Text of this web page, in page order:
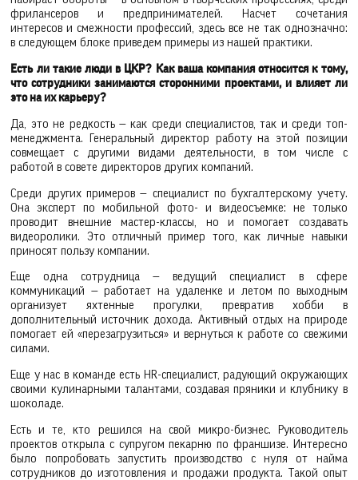
фрилансеров и предпринимателей. Насчет сочетания
интересов и смежности профессий, здесь все не так однозначно:
в следующем блоке приведем примеры из нашей практики.
Есть ли такие люди в ЦКР? Как ваша компания относится к тому,
что сотрудники занимаются сторонними проектами, и влияет ли
это на их карьеру?
Да, это не редкость — как среди специалистов, так и среди топ-
менеджмента. Генеральный директор работу на этой позиции
совмещает с другими видами деятельности, в том числе с
работой в совете директоров других компаний.
Среди других примеров — специалист по бухгалтерскому учету.
Она эксперт по мобильной фото- и видеосъемке: не только
проводит внешние мастер-классы, но и помогает создавать
видеоролики. Это отличный пример того, как личные навыки
приносят пользу компании.
Еще одна сотрудница — ведущий специалист в сфере
коммуникаций — работает на удаленке и летом по выходным
организует яхтенные прогулки, превратив хобби в
дополнительный источник дохода. Активный отдых на природе
помогает ей «перезагрузиться» и вернуться к работе со свежими
силами.
Еще у нас в команде есть HR-специалист, радующий окружающих
своими кулинарными талантами, создавая пряники и клубнику в
шоколаде.
Есть и те, кто решился на свой микро-бизнес. Руководитель
проектов открыла с супругом пекарню по франшизе. Интересно
было попробовать запустить производство с нуля от найма
сотрудников до изготовления и продажи продукта. Такой опыт